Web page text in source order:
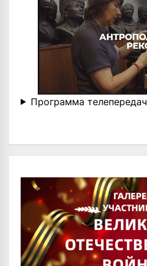
Программа телепередач